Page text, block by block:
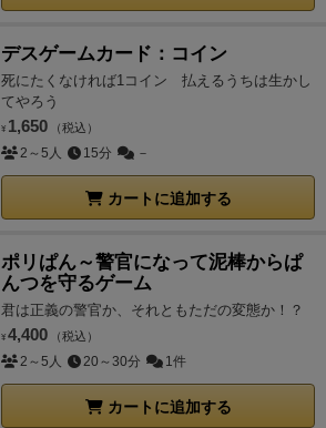
デスゲームカード：コイン
死にたくなければ1コイン 払えるうちは生かし
てやろう
¥ 1,650 （税込）
2～5人 15分 －
カートに追加する
ポリぱん～警官になって泥棒からぱ
んつを守るゲーム
君は正義の警官か、それともただの変態か！？
¥ 4,400 （税込）
2～5人 20～30分 1件
カートに追加する